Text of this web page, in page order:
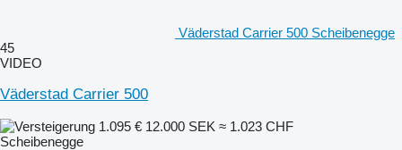
Väderstad Carrier 500 Scheibenegge
45
VIDEO
Väderstad Carrier 500
1.095 € 12.000 SEK ≈ 1.023 CHF
Scheibenegge